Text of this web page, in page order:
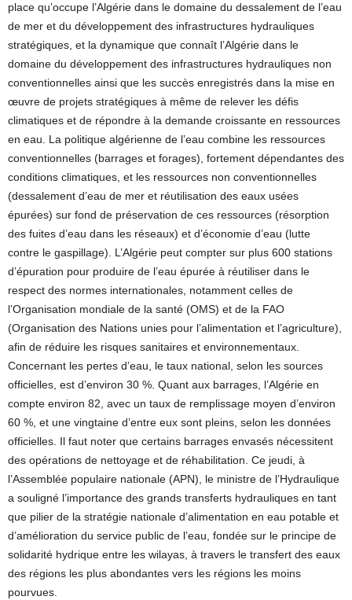
place qu’occupe l’Algérie dans le domaine du dessalement de l’eau
de mer et du développement des infrastructures hydrauliques
stratégiques, et la dynamique que connaît l’Algérie dans le
domaine du développement des infrastructures hydrauliques non
conventionnelles ainsi que les succès enregistrés dans la mise en
œuvre de projets stratégiques à même de relever les défis
climatiques et de répondre à la demande croissante en ressources
en eau. La politique algérienne de l’eau combine les ressources
conventionnelles (barrages et forages), fortement dépendantes des
conditions climatiques, et les ressources non conventionnelles
(dessalement d’eau de mer et réutilisation des eaux usées
épurées) sur fond de préservation de ces ressources (résorption
des fuites d’eau dans les réseaux) et d’économie d’eau (lutte
contre le gaspillage). L’Algérie peut compter sur plus 600 stations
d’épuration pour produire de l’eau épurée à réutiliser dans le
respect des normes internationales, notamment celles de
l’Organisation mondiale de la santé (OMS) et de la FAO
(Organisation des Nations unies pour l’alimentation et l’agriculture),
afin de réduire les risques sanitaires et environnementaux.
Concernant les pertes d’eau, le taux national, selon les sources
officielles, est d’environ 30 %. Quant aux barrages, l’Algérie en
compte environ 82, avec un taux de remplissage moyen d’environ
60 %, et une vingtaine d’entre eux sont pleins, selon les données
officielles. Il faut noter que certains barrages envasés nécessitent
des opérations de nettoyage et de réhabilitation. Ce jeudi, à
l’Assemblée populaire nationale (APN), le ministre de l’Hydraulique
a souligné l’importance des grands transferts hydrauliques en tant
que pilier de la stratégie nationale d’alimentation en eau potable et
d’amélioration du service public de l’eau, fondée sur le principe de
solidarité hydrique entre les wilayas, à travers le transfert des eaux
des régions les plus abondantes vers les régions les moins
pourvues.